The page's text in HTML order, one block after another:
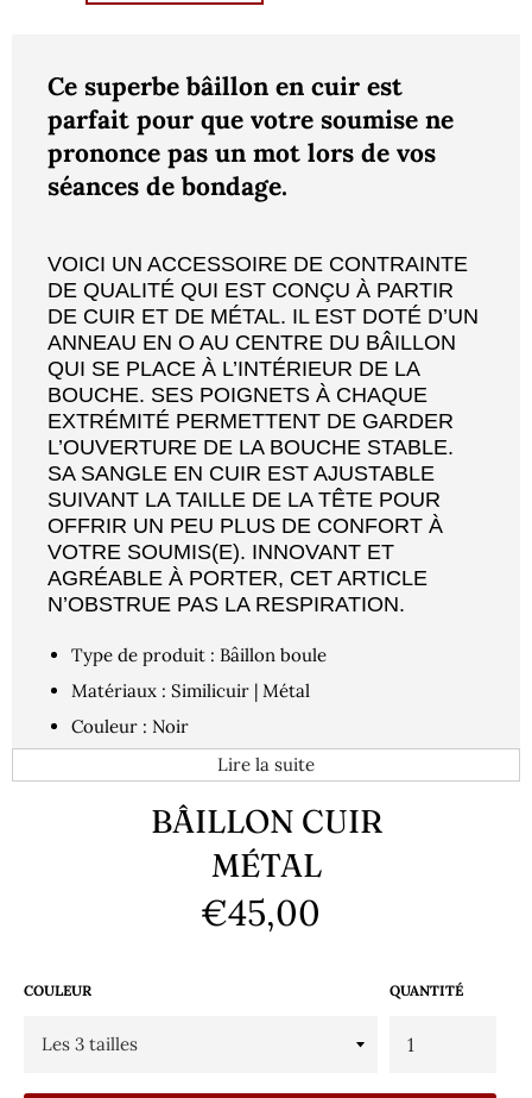
Ce superbe bâillon en cuir est
parfait pour que votre soumise ne
prononce pas un mot lors de vos
séances de bondage.
VOICI UN ACCESSOIRE DE CONTRAINTE
DE QUALITÉ QUI EST CONÇU À PARTIR
DE CUIR ET DE MÉTAL. IL EST DOTÉ D’UN
ANNEAU EN O AU CENTRE DU BÂILLON
QUI SE PLACE À L’INTÉRIEUR DE LA
BOUCHE. SES POIGNETS À CHAQUE
EXTRÉMITÉ PERMETTENT DE GARDER
L’OUVERTURE DE LA BOUCHE STABLE.
SA SANGLE EN CUIR EST AJUSTABLE
SUIVANT LA TAILLE DE LA TÊTE POUR
OFFRIR UN PEU PLUS DE CONFORT À
VOTRE SOUMIS(E). INNOVANT ET
AGRÉABLE À PORTER, CET ARTICLE
N’OBSTRUE PAS LA RESPIRATION.
Type de produit : Bâillon boule
Matériaux : Similicuir | Métal
Couleur : Noir
Lire la suite
BÂILLON CUIR
MÉTAL
Prix
régulier
€45,00
COULEUR QUANTITÉ